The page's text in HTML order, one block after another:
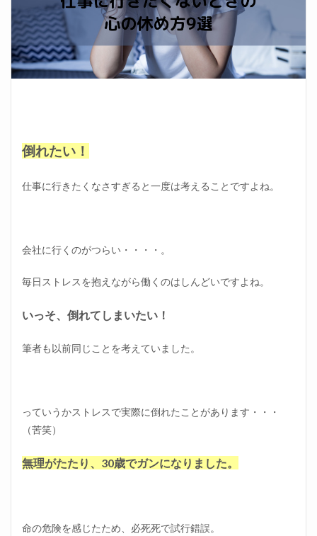
倒れたい！
仕事に行きたくなさすぎると一度は考えることですよね。
会社に行くのがつらい・・・・。
毎日ストレスを抱えながら働くのはしんどいですよね。
いっそ、倒れてしまいたい！
筆者も以前同じことを考えていました。
っていうかストレスで実際に倒れたことがあります・・・
（苦笑）
無理がたたり、30歳でガンになりました。
命の危険を感じたため、必死死で試行錯誤。